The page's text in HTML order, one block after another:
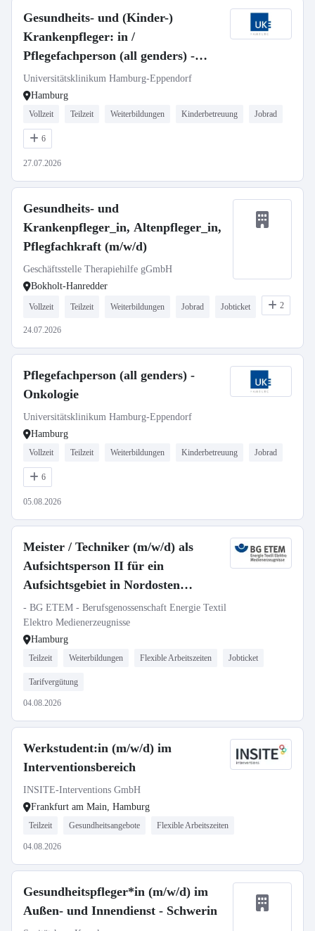
Gesundheits- und (Kinder-)
Krankenpfleger: in /
Pflegefachperson (all genders) -
José-Carreras-Leukämie-Station
C5A
Universitätsklinikum Hamburg-Eppendorf
Hamburg
Vollzeit Teilzeit Weiterbildungen Kinderbetreuung Jobrad
6
27.07.2026
Gesundheits- und
Krankenpfleger_in, Altenpfleger_in,
Pflegfachkraft (m/w/d)
Geschäftsstelle Therapiehilfe gGmbH
Bokholt-Hanredder
Vollzeit Teilzeit Weiterbildungen Jobrad Jobticket 2
24.07.2026
Pflegefachperson (all genders) -
Onkologie
Universitätsklinikum Hamburg-Eppendorf
Hamburg
Vollzeit Teilzeit Weiterbildungen Kinderbetreuung Jobrad
6
05.08.2026
Meister / Techniker (m/w/d) als
Aufsichtsperson II für ein
Aufsichtsgebiet in Nordosten
Niedersachsens.
- BG ETEM - Berufsgenossenschaft Energie Textil
Elektro Medienerzeugnisse
Hamburg
Teilzeit Weiterbildungen Flexible Arbeitszeiten Jobticket
Tarifvergütung
04.08.2026
Werkstudent:in (m/w/d) im
Interventionsbereich
INSITE-Interventions GmbH
Frankfurt am Main, Hamburg
Teilzeit Gesundheitsangebote Flexible Arbeitszeiten
04.08.2026
Gesundheitspfleger*in (m/w/d) im
Außen- und Innendienst - Schwerin